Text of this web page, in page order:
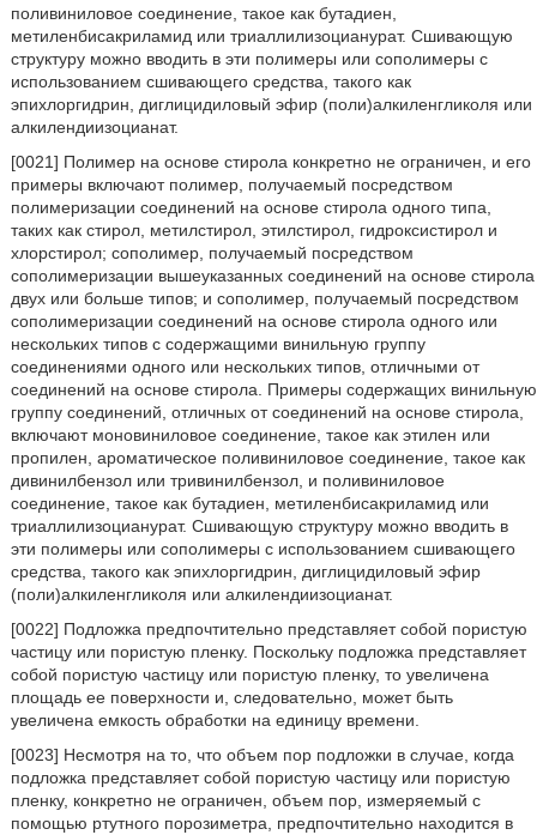
поливиниловое соединение, такое как бутадиен,
метиленбисакриламид или триаллилизоцианурат. Сшивающую
структуру можно вводить в эти полимеры или сополимеры с
использованием сшивающего средства, такого как
эпихлоргидрин, диглицидиловый эфир (поли)алкиленгликоля или
алкилендиизоцианат.
[0021] Полимер на основе стирола конкретно не ограничен, и его
примеры включают полимер, получаемый посредством
полимеризации соединений на основе стирола одного типа,
таких как стирол, метилстирол, этилстирол, гидроксистирол и
хлорстирол; сополимер, получаемый посредством
сополимеризации вышеуказанных соединений на основе стирола
двух или больше типов; и сополимер, получаемый посредством
сополимеризации соединений на основе стирола одного или
нескольких типов с содержащими винильную группу
соединениями одного или нескольких типов, отличными от
соединений на основе стирола. Примеры содержащих винильную
группу соединений, отличных от соединений на основе стирола,
включают моновиниловое соединение, такое как этилен или
пропилен, ароматическое поливиниловое соединение, такое как
дивинилбензол или тривинилбензол, и поливиниловое
соединение, такое как бутадиен, метиленбисакриламид или
триаллилизоцианурат. Сшивающую структуру можно вводить в
эти полимеры или сополимеры с использованием сшивающего
средства, такого как эпихлоргидрин, диглицидиловый эфир
(поли)алкиленгликоля или алкилендиизоцианат.
[0022] Подложка предпочтительно представляет собой пористую
частицу или пористую пленку. Поскольку подложка представляет
собой пористую частицу или пористую пленку, то увеличена
площадь ее поверхности и, следовательно, может быть
увеличена емкость обработки на единицу времени.
[0023] Несмотря на то, что объем пор подложки в случае, когда
подложка представляет собой пористую частицу или пористую
пленку, конкретно не ограничен, объем пор, измеряемый с
помощью ртутного порозиметра, предпочтительно находится в